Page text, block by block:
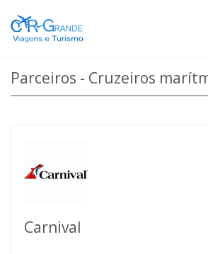
Parceiros - Cruzeiros
Carnival